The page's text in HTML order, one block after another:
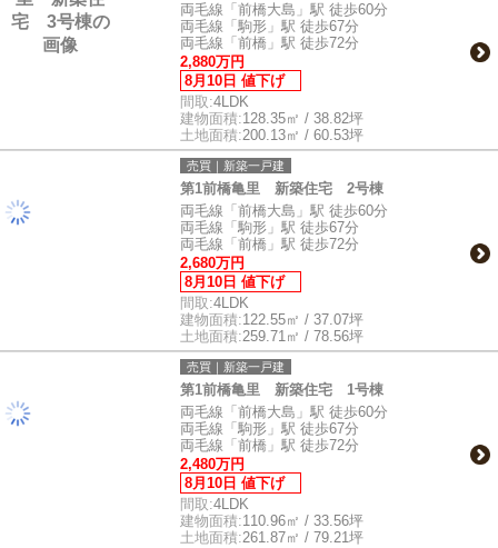
両毛線「前橋大島」駅 徒歩60分
両毛線「駒形」駅 徒歩67分
両毛線「前橋」駅 徒歩72分
2,880万円
8月10日 値下げ
間取:4LDK
建物面積:128.35㎡ / 38.82坪
土地面積:200.13㎡ / 60.53坪
売買｜新築一戸建
第1前橋亀里 新築住宅 2号棟
両毛線「前橋大島」駅 徒歩60分
両毛線「駒形」駅 徒歩67分
両毛線「前橋」駅 徒歩72分
2,680万円
8月10日 値下げ
間取:4LDK
建物面積:122.55㎡ / 37.07坪
土地面積:259.71㎡ / 78.56坪
売買｜新築一戸建
第1前橋亀里 新築住宅 1号棟
両毛線「前橋大島」駅 徒歩60分
両毛線「駒形」駅 徒歩67分
両毛線「前橋」駅 徒歩72分
2,480万円
8月10日 値下げ
間取:4LDK
建物面積:110.96㎡ / 33.56坪
土地面積:261.87㎡ / 79.21坪